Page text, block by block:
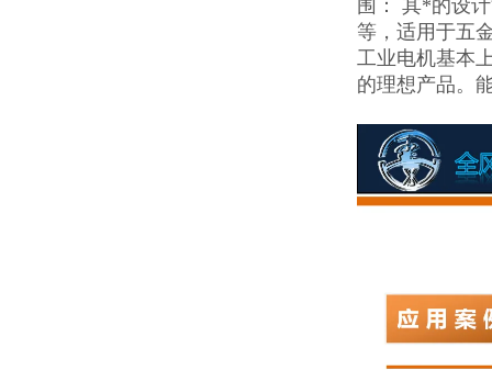
围： 其*的设
等，适用于五
工业电机基本
的理想产品。